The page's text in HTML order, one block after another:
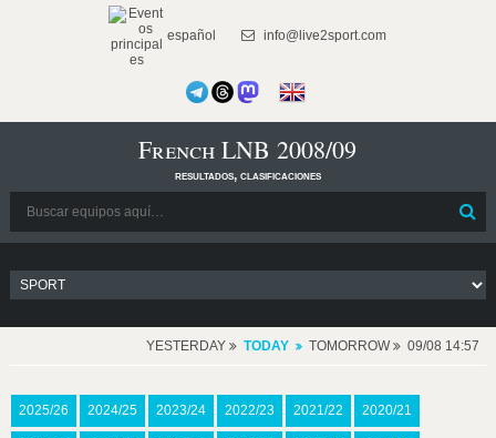
español info@live2sport.com
French LNB 2008/09
resultados, clasificaciones
YESTERDAY TODAY TOMORROW 09/08 14:57
2025/26 2024/25 2023/24 2022/23 2021/22 2020/21